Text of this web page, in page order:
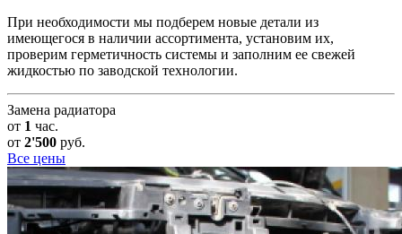
При необходимости мы подберем новые детали из
имеющегося в наличии ассортимента, установим их,
проверим герметичность системы и заполним ее свежей
жидкостью по заводской технологии.
Замена радиатора
от 1 час.
от 2'500 руб.
Все цены